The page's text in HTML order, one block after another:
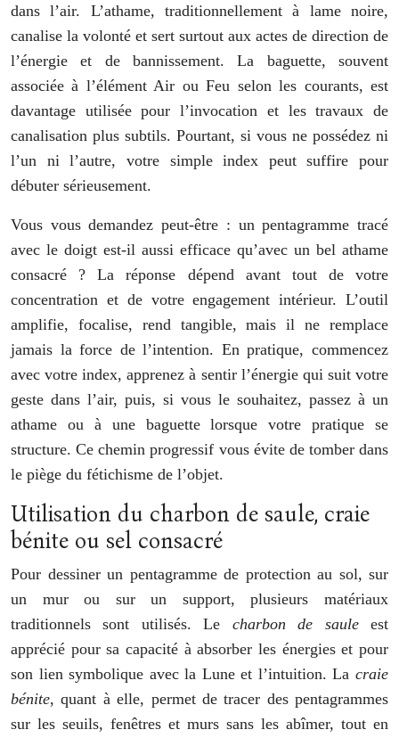
dans l’air. L’athame, traditionnellement à lame noire,
canalise la volonté et sert surtout aux actes de direction de
l’énergie et de bannissement. La baguette, souvent
associée à l’élément Air ou Feu selon les courants, est
davantage utilisée pour l’invocation et les travaux de
canalisation plus subtils. Pourtant, si vous ne possédez ni
l’un ni l’autre, votre simple index peut suffire pour
débuter sérieusement.
Vous vous demandez peut-être : un pentagramme tracé
avec le doigt est-il aussi efficace qu’avec un bel athame
consacré ? La réponse dépend avant tout de votre
concentration et de votre engagement intérieur. L’outil
amplifie, focalise, rend tangible, mais il ne remplace
jamais la force de l’intention. En pratique, commencez
avec votre index, apprenez à sentir l’énergie qui suit votre
geste dans l’air, puis, si vous le souhaitez, passez à un
athame ou à une baguette lorsque votre pratique se
structure. Ce chemin progressif vous évite de tomber dans
le piège du fétichisme de l’objet.
Utilisation du charbon de saule, craie
bénite ou sel consacré
Pour dessiner un pentagramme de protection au sol, sur
un mur ou sur un support, plusieurs matériaux
traditionnels sont utilisés. Le charbon de sauleest
apprécié pour sa capacité à absorber les énergies et pour
son lien symbolique avec la Lune et l’intuition. La craie
bénite, quant à elle, permet de tracer des pentagrammes
sur les seuils, fenêtres et murs sans les abîmer, tout en